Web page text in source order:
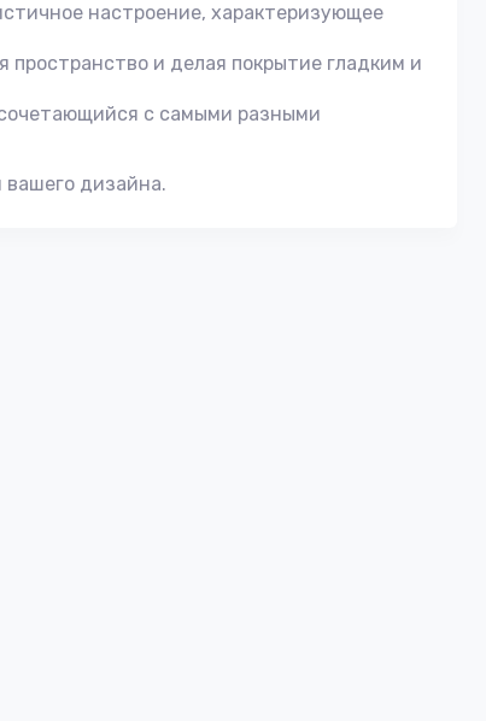
настроение, характеризующее
и делая покрытие гладким и
с самыми разными
вашего дизайна.